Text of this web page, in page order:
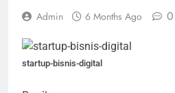
Admin 6 Months Ago 0
startup-bisnis-digital